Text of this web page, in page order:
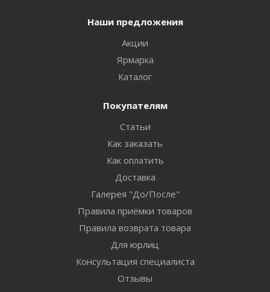
Наши предложения
Акции
Ярмарка
Каталог
Покупателям
Статьи
Как заказать
Как оплатить
Доставка
Галерея "До/После"
Правила приёмки товаров
Правила возврата товара
Для юрлиц
Консультация специалиста
Отзывы